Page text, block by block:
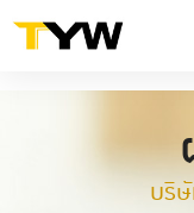
บริ